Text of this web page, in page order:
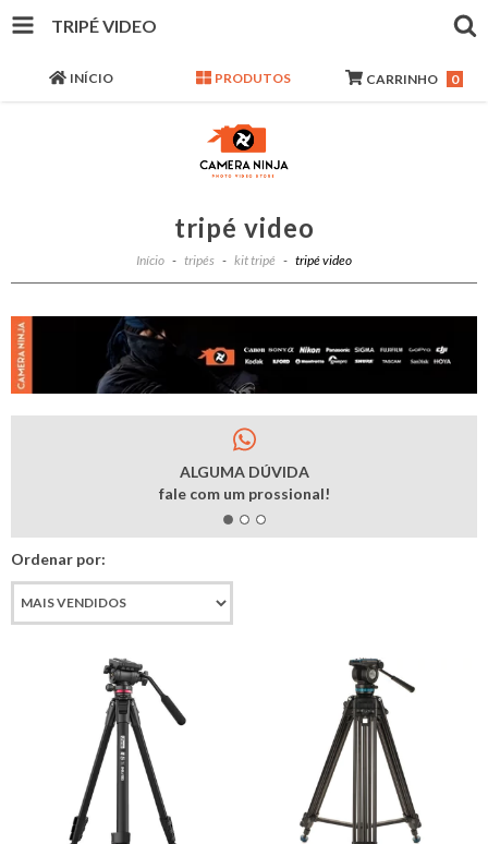
TRIPÉ VIDEO
INÍCIO PRODUTOS CARRINHO 0
tripé video
Início - tripés - kit tripé - tripé video
ALGUMA DÚVIDA
fale com um prossional!
Ordenar por: